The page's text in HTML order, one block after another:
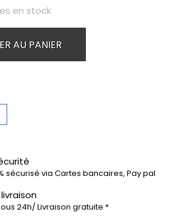
en stock
AU PANIER
sécurisé via Cartes bancaires, Pay pal
24h/ Livraison gratuite *